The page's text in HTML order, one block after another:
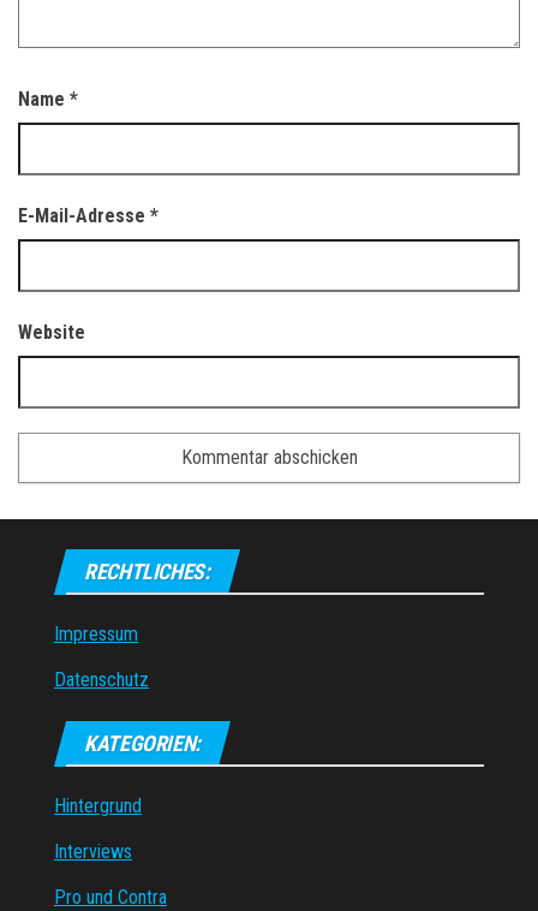
Name *
E-Mail-Adresse *
Website
RECHTLICHES:
Impressum
Datenschutz
KATEGORIEN:
Hintergrund
Interviews
Pro und Contra